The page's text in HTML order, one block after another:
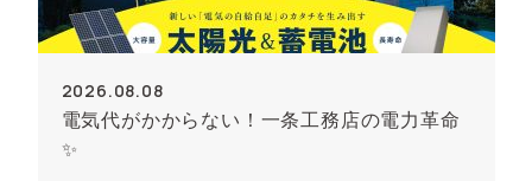
2026.08.08
電気代がかからない！一条工務店の電力革命
✨